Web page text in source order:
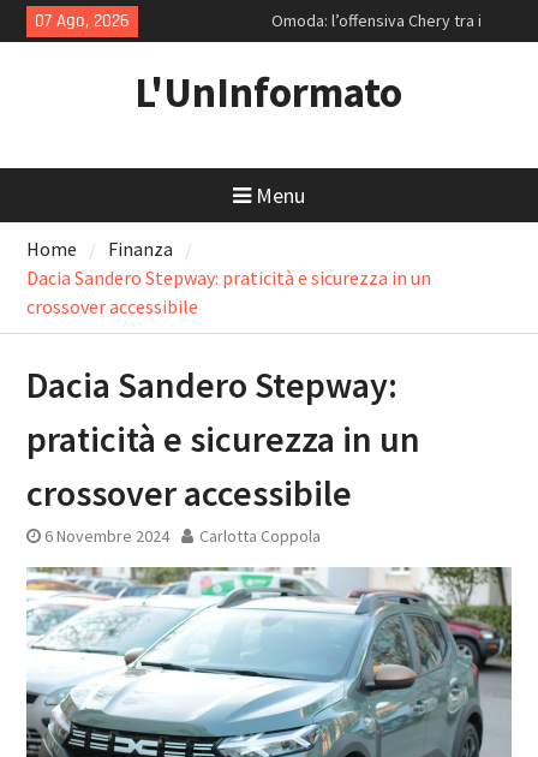
Skip
to
07 Ago, 2026
Omoda: l’offensiva Chery tra i
mecha per la Generazione Z e le
Strategie di rendimento: Enel e la
tra salotto minimalista e sconti
da discount
L'UnInformato
Menu
Home
Finanza
Dacia Sandero Stepway: praticità e sicurezza in un
crossover accessibile
Dacia Sandero Stepway:
praticità e sicurezza in un
crossover accessibile
6 Novembre 2024 Carlotta Coppola